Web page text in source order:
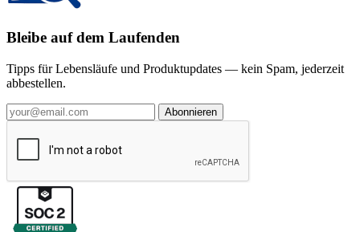
Bleibe auf dem Laufenden
Tipps für Lebensläufe und Produktupdates — kein Spam, jederzeit
abbestellen.
Abonnieren